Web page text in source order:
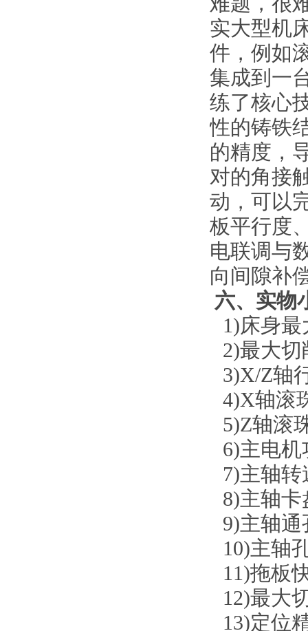
实大型机
件，例如
集成到一
练了核心
性的铸铁
的精度，
对的角接
动，可以
板平行度
电联调与
向间隙补
六、实物
1)床身
2)最大切
3)X/Z轴
4)X轴滚
5)Z轴滚
6)主电机
7)主轴转
8)主轴卡
9)主轴通
10)主轴
11)拖板
12)最大
13)定位